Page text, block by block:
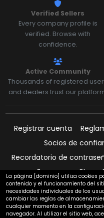
Verified Sellers
Every company profile is
verified. Browse with
confidence.
Active Community
Thousands of registered
and dealers trust our
Registrar cuenta
Socios de
Recordatorio de
Empresas
Blog
Pagos respaldados por:
La página [dominio] utiliza cookies
contenido y el funcionamiento del
necesidades individuales de los
cambiar las reglas de
cualquier momento en la
navegador. Al utilizar el sitio web,